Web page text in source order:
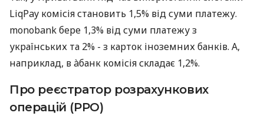
LiqPay комісія становить 1,5% від суми платежу.
monobank бере 1,3% від суми платежу з
українських та 2% - з карток іноземних банків. А,
наприклад, в àбанк комісія складає 1,2%.
Про реєстратор розрахункових
операцій (РРО)